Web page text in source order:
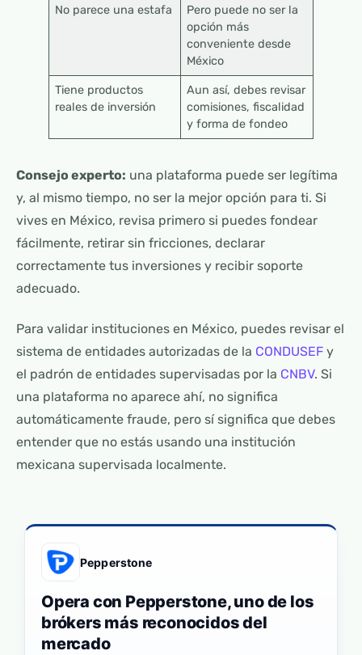
No parece una estafa
Pero puede no ser la
opción más
conveniente desde
México
Tiene productos
reales de inversión
Aun así, debes revisar
comisiones, fiscalidad
y forma de fondeo
Consejo experto: una plataforma puede ser legítima
y, al mismo tiempo, no ser la mejor opción para ti. Si
vives en México, revisa primero si puedes fondear
fácilmente, retirar sin fricciones, declarar
correctamente tus inversiones y recibir soporte
adecuado.
Para validar instituciones en México, puedes revisar el
sistema de entidades autorizadas de la CONDUSEF y
el padrón de entidades supervisadas por la CNBV. Si
una plataforma no aparece ahí, no significa
automáticamente fraude, pero sí significa que debes
entender que no estás usando una institución
mexicana supervisada localmente.
Pepperstone
Opera con Pepperstone, uno de los
brókers más reconocidos del
mercado